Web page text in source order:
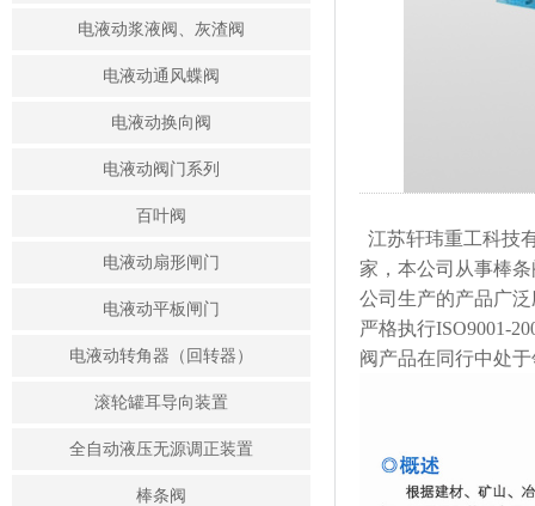
电液动浆液阀、灰渣阀
电液动通风蝶阀
电液动换向阀
电液动阀门系列
百叶阀
电液动扇形闸门
电液动平板闸门
电液动转角器（回转器）
滚轮罐耳导向装置
全自动液压无源调正装置
棒条阀
江苏轩玮重工科技
家，本公司从事棒
公司生产的产品广
严格执行ISO9001-
阀产品在同行中处